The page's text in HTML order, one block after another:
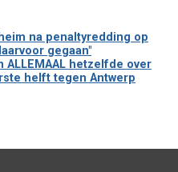
na penaltyredding op
gegaan"
hetzelfde over
helft tegen Antwerp